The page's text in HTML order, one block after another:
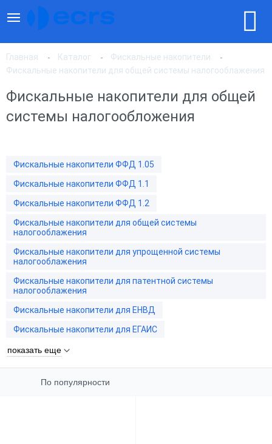
Главная Каталог
Фискальные накопители
Фискальные накопители для общей системы налогооблажения
Фискальные накопители для общей
системы налогообложения
Фискальные накопители ФФД 1.05
Фискальные накопители ФФД 1.1
Фискальные накопители ФФД 1.2
Фискальные накопители для общей системы
налогооблажения
Фискальные накопители для упрощенной системы
налогооблажения
Фискальные накопители для патентной системы
налогооблажения
Фискальные накопители для ЕНВД
Фискальные накопители для ЕГАИС
показать еще
По популярности
По популярности
По цене, по убыванию